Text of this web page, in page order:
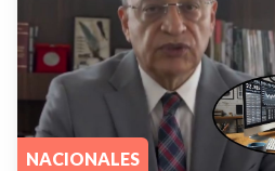
NACIONALES